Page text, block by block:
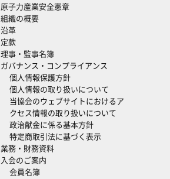
原子力産業安全憲章
組織の概要
沿革
定款
理事・監事名簿
ガバナンス・コンプライアンス
個人情報保護方針
個人情報の取り扱いについて
当協会のウェブサイトにおけるア
クセス情報の取り扱いについて
政治献金に係る基本方針
特定商取引法に基づく表示
業務・財務資料
入会のご案内
会員名簿